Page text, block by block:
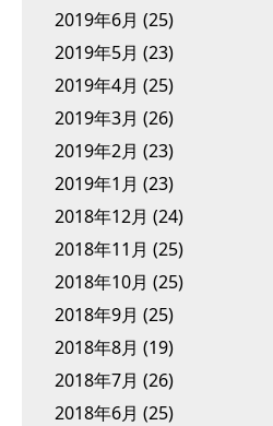
2019年6月 (25)
2019年5月 (23)
2019年4月 (25)
2019年3月 (26)
2019年2月 (23)
2019年1月 (23)
2018年12月 (24)
2018年11月 (25)
2018年10月 (25)
2018年9月 (25)
2018年8月 (19)
2018年7月 (26)
2018年6月 (25)